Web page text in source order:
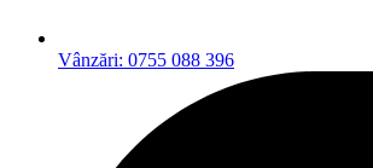
Vânzări: 0755 088 396